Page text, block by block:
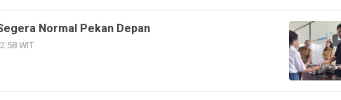
Normal Pekan Depan
WIT